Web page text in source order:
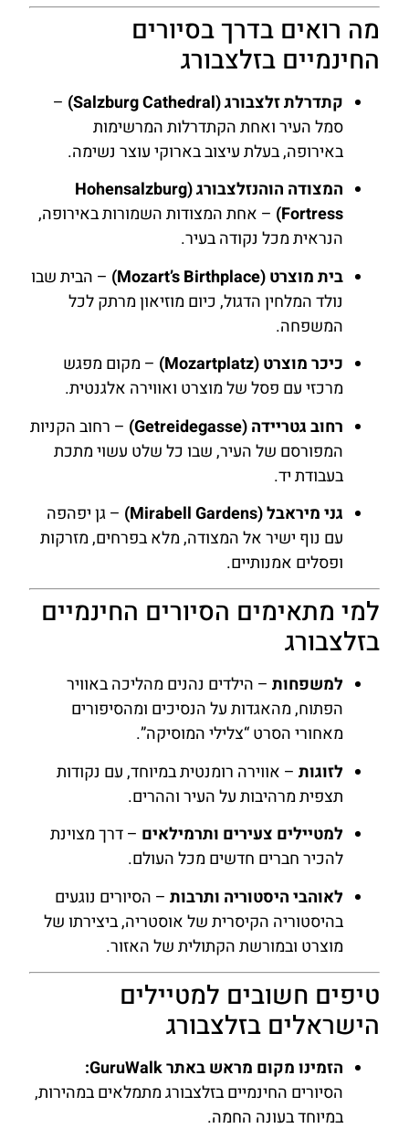
מה רואים בדרך בסיורים
החינמיים בזלצבורג
קתדרלת זלצבורג (Salzburg Cathedral)
–
סמל העיר ואחת הקתדרלות המרשימות
באירופה, בעלת עיצוב בארוקי עוצר נשימה.
המצודה הוהנזלצבורג (Hohensalzburg
Fortress) – אחת המצודות השמורות באירופה,
הנראית מכל נקודה בעיר.
בית מוצרט (Mozart’s Birthplace)
– הבית שבו
נולד המלחין הדגול, כיום מוזיאון מרתק לכל
המשפחה.
כיכר מוצרט (Mozartplatz)
– מקום מפגש
מרכזי עם פסל של מוצרט ואווירה אלגנטית.
רחוב גטריידה (Getreidegasse)
– רחוב הקניות
המפורסם של העיר, שבו כל שלט עשוי מתכת
בעבודת יד.
גני מיראבל (Mirabell Gardens)
– גן יפהפה
עם נוף ישיר אל המצודה, מלא בפרחים, מזרקות
ופסלים אמנותיים.
למי מתאימים הסיורים החינמיים
בזלצבורג
למשפחות – הילדים נהנים מהליכה באוויר
הפתוח, מהאגדות על הנסיכים ומהסיפורים
מאחורי הסרט “צלילי המוסיקה”.
לזוגות – אווירה רומנטית במיוחד, עם נקודות
תצפית מרהיבות על העיר וההרים.
למטיילים צעירים ותרמילאים – דרך מצוינת
להכיר חברים חדשים מכל העולם.
לאוהבי היסטוריה ותרבות – הסיורים נוגעים
בהיסטוריה הקיסרית של אוסטריה, ביצירתו של
מוצרט ובמורשת הקתולית של האזור.
טיפים חשובים למטיילים
הישראלים בזלצבורג
הזמינו מקום מראש באתר GuruWalk:
הסיורים החינמיים בזלצבורג מתמלאים במהירות,
במיוחד בעונה החמה.